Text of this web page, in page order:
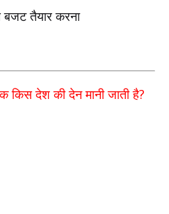
बजट तैयार करना
किस देश की देन मानी जाती है?